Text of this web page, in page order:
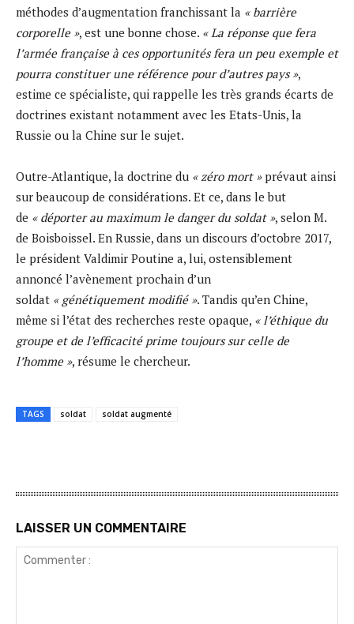
méthodes d’augmentation franchissant la « barrière
corporelle », est une bonne chose. « La réponse que fera
l’armée française à ces opportunités fera un peu exemple et
pourra constituer une référence pour d’autres pays »,
estime ce spécialiste, qui rappelle les très grands écarts de
doctrines existant notamment avec les Etats-Unis, la
Russie ou la Chine sur le sujet.
Outre-Atlantique, la doctrine du « zéro mort »prévaut ainsi
sur beaucoup de considérations. Et ce, dans le but
de « déporter au maximum le danger du soldat », selon M.
de Boisboissel. En Russie, dans un discours d’octobre 2017,
le président Valdimir Poutine a, lui, ostensiblement
annoncé l’avènement prochain d’un
soldat « génétiquement modifié ». Tandis qu’en Chine,
même si l’état des recherches reste opaque, « l’éthique du
groupe et de l’efficacité prime toujours sur celle de
l’homme », résume le chercheur.
TAGS soldat soldat augmenté
LAISSER UN COMMENTAIRE